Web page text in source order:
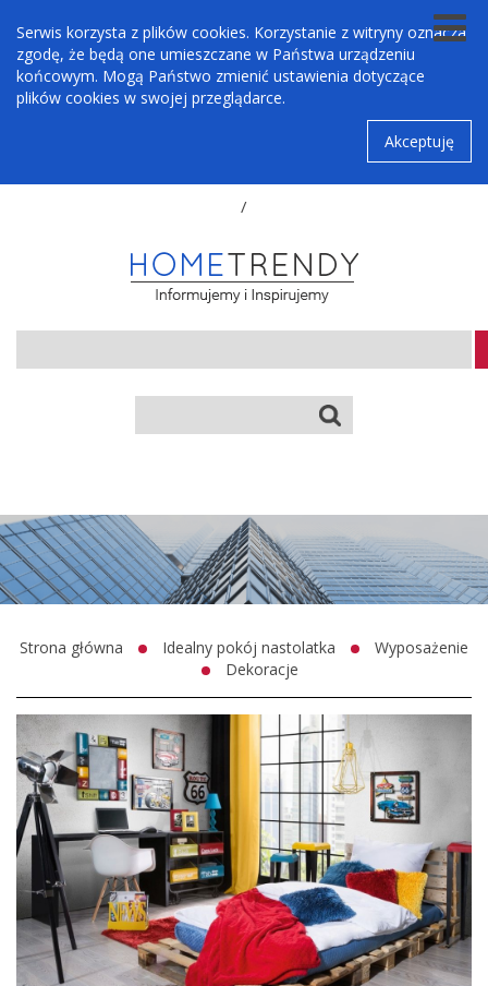
Serwis korzysta z plików cookies. Korzystanie z witryny oznacza
zgodę, że będą one umieszczane w Państwa urządzeniu
końcowym. Mogą Państwo zmienić ustawienia dotyczące
plików cookies w swojej przeglądarce.
Akceptuję
/
Strona główna Idealny pokój nastolatka
Wyposażenie
Dekoracje